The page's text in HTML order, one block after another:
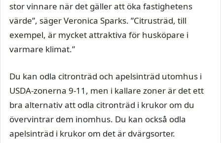
stor vinnare när det gäller att öka fastighetens
värde”, säger Veronica Sparks. ”Citrusträd, till
exempel, är mycket attraktiva för husköpare i
varmare klimat.”
Du kan odla citronträd och apelsinträd utomhus i
USDA-zonerna 9-11, men i kallare zoner är det ett
bra alternativ att odla citronträd i krukor om du
övervintrar dem inomhus. Du kan också odla
apelsinträd i krukor om det är dvärgsorter.